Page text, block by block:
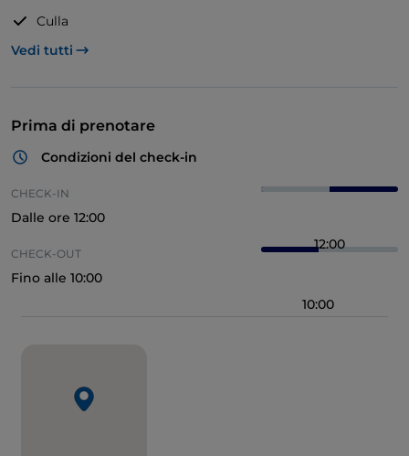
Culla
Scrivania
Vedi tutti
Prima di prenotare
Condizioni del check-in
CHECK-IN
Dalle ore 12:00
CHECK-OUT
Fino alle 10:00